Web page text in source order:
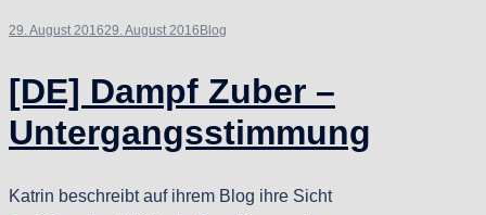
29. August 201629. August 2016 Blog
[DE] Dampf Zuber –
Untergangsstimmung
Katrin beschreibt auf ihrem Blog ihre Sicht